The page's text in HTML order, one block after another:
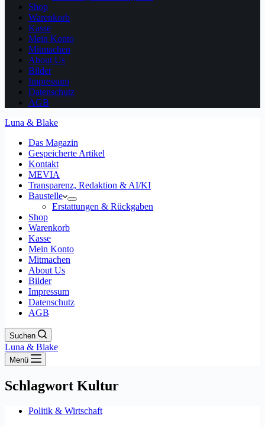
Shop
Warenkorb
Kasse
Mein Konto
Mitmachen
About Us
Bilder
Impressum
Datenschutz
AGB
Luna & Blake
Das Magazin
Gespeicherte Artikel
Kontakt
MEVIA
Transparenz, Redaktion & AI/KI
Baustelle
Erstattungen & Rückgaben
Shop
Warenkorb
Kasse
Mein Konto
Mitmachen
About Us
Bilder
Impressum
Datenschutz
AGB
Suchen
Luna & Blake
Menü
Schlagwort Kultur
Politik & Wirtschaft